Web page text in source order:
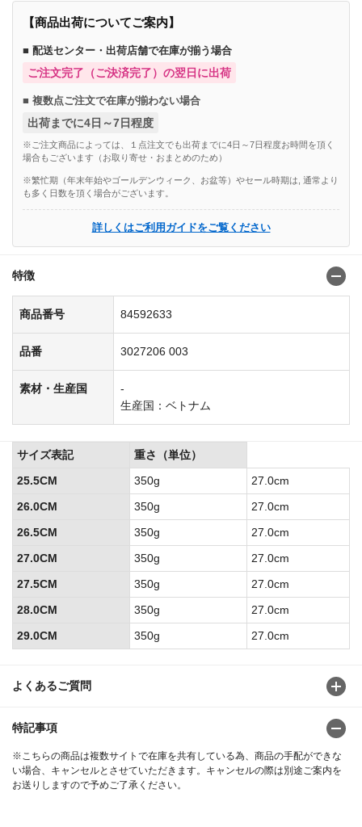
【商品出荷についてご案内】
■ 配送センター・出荷店舗で在庫が揃う場合
ご注文完了（ご決済完了）の翌日に出荷
■ 複数点ご注文で在庫が揃わない場合
出荷までに4日～7日程度
※ご注文商品によっては、１点注文でも出荷までに4日～7日程度お時間を頂く
場合もございます（お取り寄せ・おまとめのため）
※繁忙期（年末年始やゴールデンウィーク、お盆等）やセール時期は, 通常より
も多く日数を頂く場合がございます。
詳しくはご利用ガイドをご覧ください
特徴
商品番号 84592633
品番 3027206 003
素材・生産国
-
生産国：ベトナム
よくあるご質問
特記事項
※こちらの商品は複数サイトで在庫を共有している為、商品の手配ができな
い場合、キャンセルとさせていただきます。キャンセルの際は別途ご案内を
お送りしますので予めご了承ください。
サイズ表記
重さ（単位）
25.5CM
350g
27.0cm
26.0CM
350g
27.0cm
26.5CM
350g
27.0cm
27.0CM
350g
27.0cm
27.5CM
350g
27.0cm
28.0CM
350g
27.0cm
29.0CM
350g 27.0cm